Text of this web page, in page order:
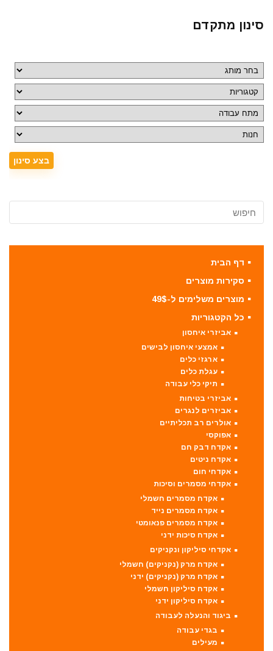
סינון מתקדם
דף הבית
סקירות מוצרים
מוצרים משלימים ל-49$
כל הקטגוריות
אביזרי איחסון
אמצעי איחסון לבישים
ארגזי כלים
עגלת כלים
תיקי כלי עבודה
אביזרי בטיחות
אביזרים לנגרים
אולרים רב תכליתיים
אפוקסי
אקדח דבק חם
אקדח ניטים
אקדחי חום
אקדחי מסמרים וסיכות
אקדח מסמרים חשמלי
אקדח מסמרים נייד
אקדח מסמרים פנאומטי
אקדח סיכות ידני
אקדחי סיליקון ונקניקים
אקדח מרק (נקניקים) חשמלי
אקדח מרק (נקניקים) ידני
אקדח סיליקון חשמלי
אקדח סיליקון ידני
ביגוד והנעלה לעבודה
בגדי עבודה
מעילים